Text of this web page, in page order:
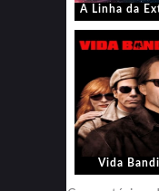
A Linha da
Vida